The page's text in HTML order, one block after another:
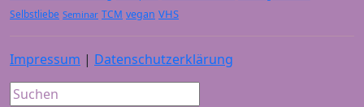
Selbstliebe Seminar TCM vegan VHS
Impressum | Datenschutzerklärung